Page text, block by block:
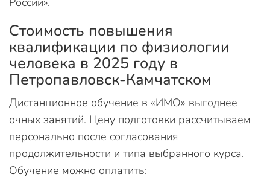
Стоимость повышения
квалификации по физиологии
человека в 2025 году в
Петропавловск-Камчатском
Дистанционное обучение в «ИМО» выгоднее
очных занятий. Цену подготовки рассчитываем
персонально после согласования
продолжительности и типа выбранного курса.
Обучение можно оплатить: